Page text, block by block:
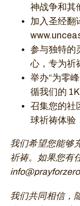
神战争和其
加入圣经翻
参与独特的
心，专为祈
举办“为零
循我们的
召集您的社
球祈祷体验
我们希望您能够
祈祷。如果您有
我们共同相信，